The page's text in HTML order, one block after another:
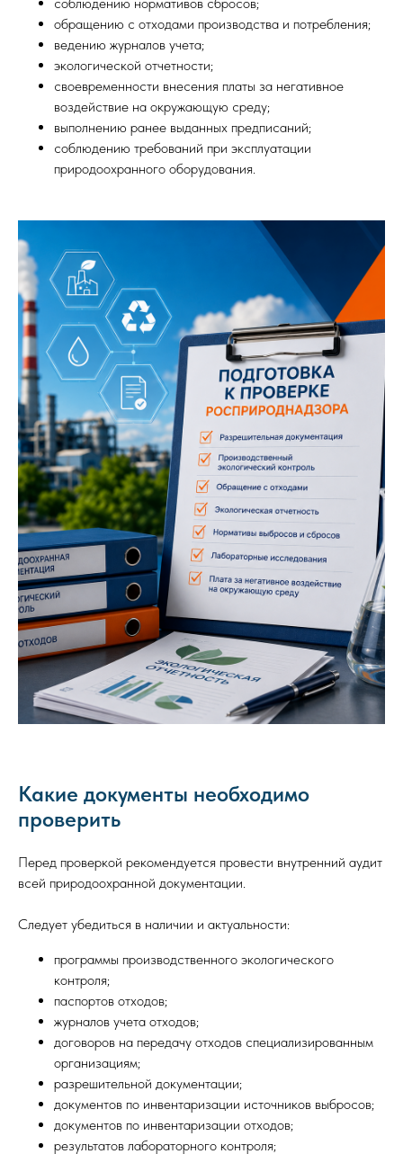
обращению с отходами производства и потребления;
ведению журналов учета;
экологической отчетности;
своевременности внесения платы за негативное
воздействие на окружающую среду;
выполнению ранее выданных предписаний;
соблюдению требований при эксплуатации
природоохранного оборудования.
Какие документы необходимо
проверить
Перед проверкой рекомендуется провести внутренний аудит
всей природоохранной документации.
Следует убедиться в наличии и актуальности:
программы производственного экологического
контроля;
паспортов отходов;
журналов учета отходов;
договоров на передачу отходов специализированным
организациям;
разрешительной документации;
документов по инвентаризации источников выбросов;
документов по инвентаризации отходов;
результатов лабораторного контроля;